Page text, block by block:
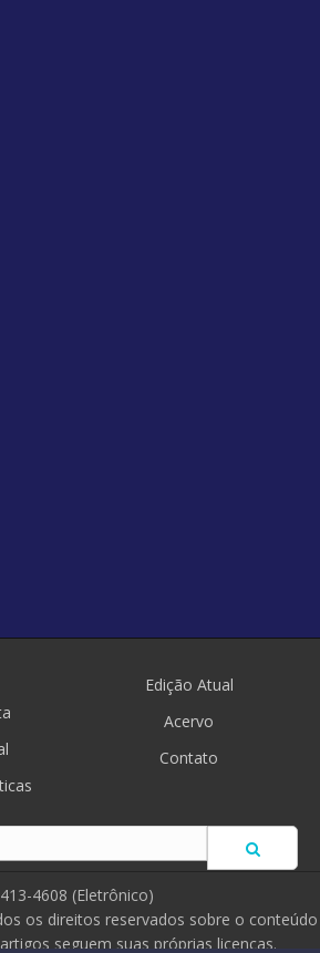
Edição Atual
Acervo
Contato
4608 (Eletrônico)
os direitos reservados sobre o conteúdo
seguem suas próprias licenças.